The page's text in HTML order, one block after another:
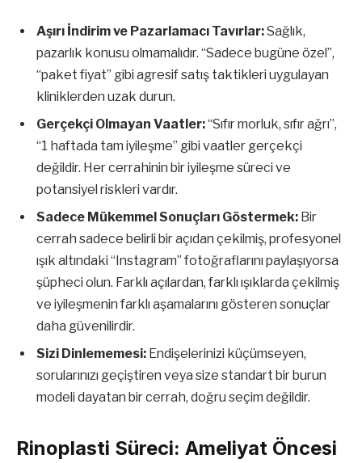
Aşırı İndirim ve Pazarlamacı Tavırlar:Sağlık,
pazarlık konusu olmamalıdır. “Sadece bugüne özel”,
“paket fiyat” gibi agresif satış taktikleri uygulayan
kliniklerden uzak durun.
Gerçekçi Olmayan Vaatler:“Sıfır morluk, sıfır ağrı”,
“1 haftada tam iyileşme” gibi vaatler gerçekçi
değildir. Her cerrahinin bir iyileşme süreci ve
potansiyel riskleri vardır.
Sadece Mükemmel Sonuçları Göstermek: Bir
cerrah sadece belirli bir açıdan çekilmiş, profesyonel
ışık altındaki “Instagram” fotoğraflarını paylaşıyorsa
şüpheci olun. Farklı açılardan, farklı ışıklarda çekilmiş
ve iyileşmenin farklı aşamalarını gösteren sonuçlar
daha güvenilirdir.
Sizi Dinlememesi: Endişelerinizi küçümseyen,
sorularınızı geçiştiren veya size standart bir burun
modeli dayatan bir cerrah, doğru seçim değildir.
Rinoplasti Süreci: Ameliyat Öncesi